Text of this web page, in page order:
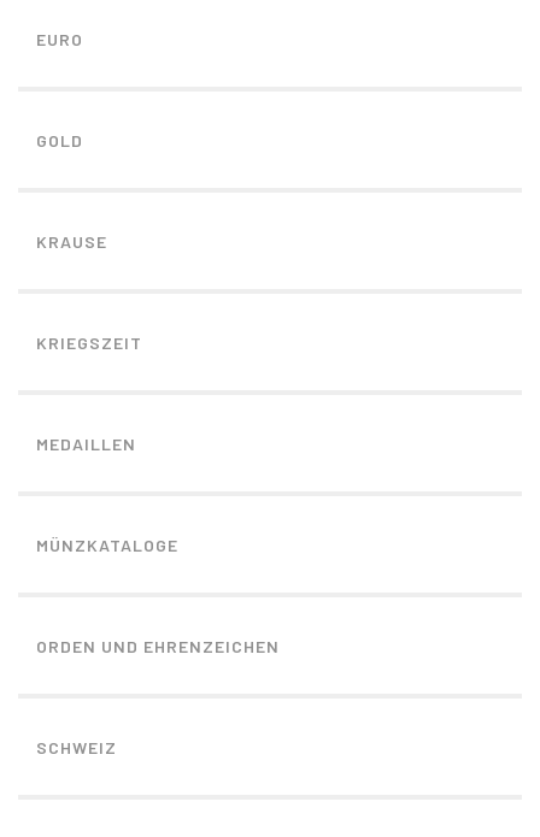
EURO
GOLD
KRAUSE
KRIEGSZEIT
MEDAILLEN
MÜNZKATALOGE
ORDEN UND EHRENZEICHEN
SCHWEIZ